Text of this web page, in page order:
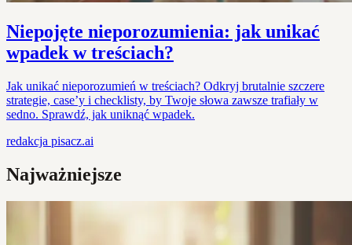
Niepojęte nieporozumienia: jak unikać
wpadek w treściach?
Jak unikać nieporozumień w treściach? Odkryj brutalnie szczere
strategie, case’y i checklisty, by Twoje słowa zawsze trafiały w
sedno. Sprawdź, jak uniknąć wpadek.
redakcja pisacz.ai
Najważniejsze